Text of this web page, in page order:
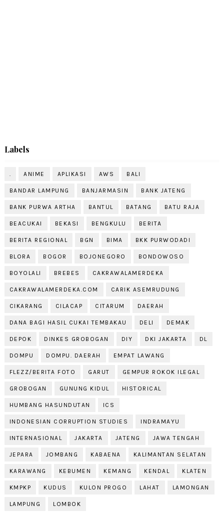
Labels
ANIME APLIKASI AWS BALI
BANDAR LAMPUNG BANJARMASIN BANK JATENG
BANK PURWA ARTHA BANTUL BATANG BATU RAJA
BEACUKAI BEKASI BENGKULU BERITA
BERITA REGIONAL BGN BIMA BKK PURWODADI
BLORA BOGOR BOJONEGORO BONDOWOSO
BOYOLALI BREBES CAKRAWALAMERDEKA
CAKRAWALAMERDEKA.COM CARIK ASEMRUDUNG
CIKARANG CILACAP CITARUM DAERAH
DANA BAGI HASIL CUKAI TEMBAKAU DELI DEMAK
DEPOK DINKES GROBOGAN DIY DKI JAKARTA DL
DOMPU DOMPU. DAERAH EMPAT LAWANG
FLEZZ/BERITA FOTO GARUT GEMPUR ROKOK ILEGAL
GROBOGAN GUNUNG KIDUL HISTORICAL
HUMBANG HASUNDUTAN ICS
INDONESIAN CORRUPTION STUDIES INDRAMAYU
INTERNASIONAL JAKARTA JATENG JAWA TENGAH
JEPARA JOMBANG KABAENA KALIMANTAN SELATAN
KARAWANG KEBUMEN KEMANG KENDAL KLATEN
KMPKP KUDUS KULON PROGO LAHAT LAMONGAN
LAMPUNG LOMBOK